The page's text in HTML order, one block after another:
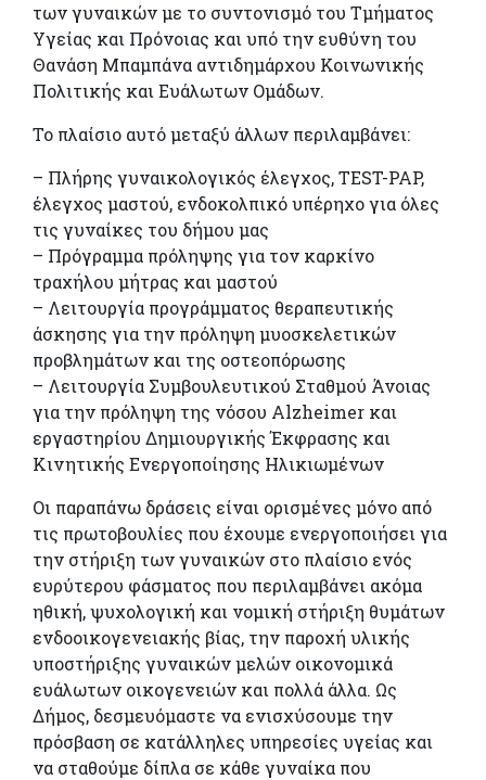
των γυναικών με το συντονισμό του Τμήματος
Υγείας και Πρόνοιας και υπό την ευθύνη του
Θανάση Μπαμπάνα αντιδημάρχου Κοινωνικής
Πολιτικής και Ευάλωτων Ομάδων.
Το πλαίσιο αυτό μεταξύ άλλων περιλαμβάνει:
– Πλήρης γυναικολογικός έλεγχος, TEST-PAP,
έλεγχος μαστού, ενδοκολπικόυπέρηχο για όλες
τις γυναίκες του δήμου μας
– Πρόγραμμα πρόληψης για τον καρκίνο
τραχήλου μήτρας και μαστού
– Λειτουργία προγράμματος θεραπευτικής
άσκησης για την πρόληψη μυοσκελετικών
προβλημάτων και της οστεοπόρωσης
– Λειτουργία Συμβουλευτικού Σταθμού Άνοιας
για την πρόληψη της νόσου Alzheimer και
εργαστηρίου Δημιουργικής Έκφρασης και
Κινητικής Ενεργοποίησης Ηλικιωμένων
Οι παραπάνω δράσεις είναι ορισμένες μόνο από
τις πρωτοβουλίες που έχουμε ενεργοποιήσει για
την στήριξη των γυναικών στο πλαίσιο ενός
ευρύτερου φάσματος που περιλαμβάνει ακόμα
ηθική, ψυχολογική και νομική στήριξη θυμάτων
ενδοοικογενειακής βίας, την παροχή υλικής
υποστήριξης γυναικών μελών οικονομικά
ευάλωτων οικογενειών και πολλά άλλα. Ως
Δήμος, δεσμευόμαστε να ενισχύσουμε την
πρόσβαση σε κατάλληλες υπηρεσίες υγείας και
να σταθούμε δίπλα σε κάθε γυναίκα που